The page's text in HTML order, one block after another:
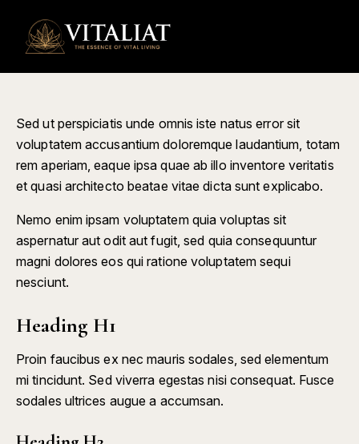
Sed ut perspiciatis unde omnis iste natus error sit
voluptatem accusantium doloremque laudantium, totam
rem aperiam, eaque ipsa quae ab illo inventore veritatis
et quasi architecto beatae vitae dicta sunt explicabo.
Nemo enim ipsam voluptatem quia voluptas sit
aspernatur aut odit aut fugit, sed quia consequuntur
magni dolores eos qui ratione voluptatem sequi
nesciunt.
Heading H1
Proin faucibus ex nec mauris sodales, sed elementum
mi tincidunt. Sed viverra egestas nisi consequat. Fusce
sodales ultrices augue a accumsan.